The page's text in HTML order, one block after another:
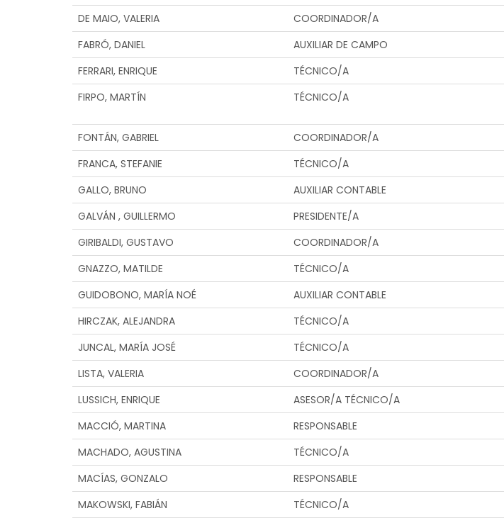
DE MAIO, VALERIA
COORDINADOR/A
FABRÓ, DANIEL
AUXILIAR DE CAMPO
FERRARI, ENRIQUE
TÉCNICO/A
FIRPO, MARTÍN
TÉCNICO/A
FONTÁN, GABRIEL
COORDINADOR/A
FRANCA, STEFANIE
TÉCNICO/A
GALLO, BRUNO
AUXILIAR CONTABLE
GALVÁN , GUILLERMO
PRESIDENTE/A
GIRIBALDI, GUSTAVO
COORDINADOR/A
GNAZZO, MATILDE
TÉCNICO/A
GUIDOBONO, MARÍA NOÉ
AUXILIAR CONTABLE
HIRCZAK, ALEJANDRA
TÉCNICO/A
JUNCAL, MARÍA JOSÉ
TÉCNICO/A
LISTA, VALERIA
COORDINADOR/A
LUSSICH, ENRIQUE
ASESOR/A TÉCNICO/A
MACCIÓ, MARTINA
RESPONSABLE
MACHADO, AGUSTINA
TÉCNICO/A
MACÍAS, GONZALO
RESPONSABLE
MAKOWSKI, FABIÁN
TÉCNICO/A